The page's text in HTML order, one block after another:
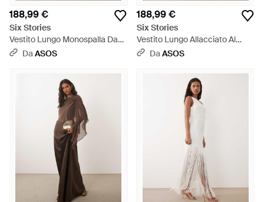
188,99 €
Six Stories
Vestito Lungo Monospalla Da
Damigella - Neutro
DaASOS
188,99 €
Six Stories
Vestito Lungo Allacciato Al
Collo Elasticizzato Color
DaASOS